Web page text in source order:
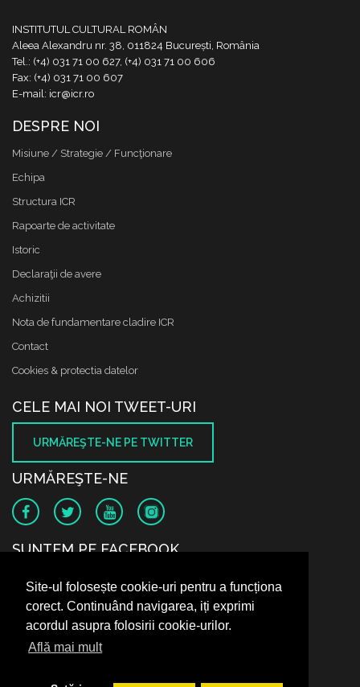
Site-ul folosește cookie-uri pentru a funcționa
corect. Continuând navigarea, iți exprimi
acordul asupra folosirii cookie-urilor.
Află mai mult
INSTITUTUL CULTURAL ROMÂN
Aleea Alexandru nr. 38, 011824 București, România
Tel.: (+4) 031 71 00 627, (+4) 031 71 00 606
Fax: (+4) 031 71 00 607
E-mail: icr@icr.ro
DESPRE NOI
Misiune / Strategie / Funcţionare
Echipa
Structura ICR
Rapoarte de activitate
Istoric
Declaraţii de avere
Achizitii
Nota de fundamentare cladire ICR
Contact
Cookies & protectia datelor
CELE MAI NOI TWEET-URI
URMĂREŞTE-NE PE TWITTER
URMĂREŞTE-NE
SUNTEM PE FACEBOOK